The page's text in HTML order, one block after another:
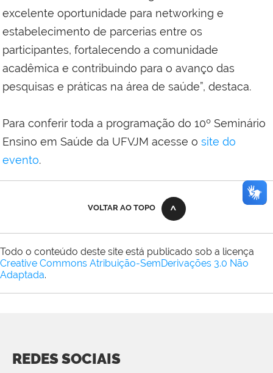
excelente oportunidade para networking e
estabelecimento de parcerias entre os
participantes, fortalecendo a comunidade
acadêmica e contribuindo para o avanço das
pesquisas e práticas na área de saúde”, destaca.
Para conferir toda a programação do 10º Seminário
Ensino em Saúde da UFVJM acesse o site do
evento.
VOLTAR AO TOPO
Todo o conteúdo deste site está publicado sob a licença
Creative Commons Atribuição-SemDerivações 3.0 Não
Adaptada.
REDES SOCIAIS